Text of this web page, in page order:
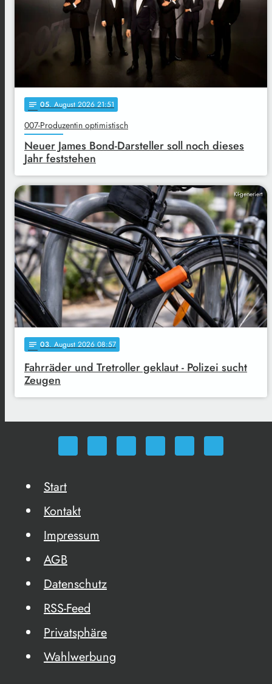
notes 05. August 2026 21:51
007-Produzentin optimistisch
Neuer James Bond-Darsteller soll noch dieses
Jahr feststehen
KI-generiert
notes 03. August 2026 08:57
Fahrräder und Tretroller geklaut - Polizei sucht
Zeugen
Start
Kontakt
Impressum
AGB
Datenschutz
RSS-Feed
Privatsphäre
Wahlwerbung